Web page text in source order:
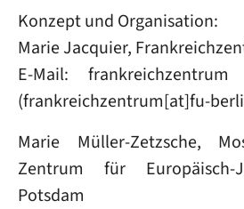
Konzept und Organisation:
Marie Jacquier,
E-Mail: frankreichzentrum
(frankreichzentrum[at]fu-
Marie Müller-Zetzsche,
Zentrum für Europäisch-
Potsdam